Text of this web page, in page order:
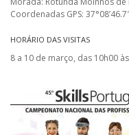
Coordenadas GPS:
HORÁRIO DAS VISITAS
8 a 10 de março, das 10h00